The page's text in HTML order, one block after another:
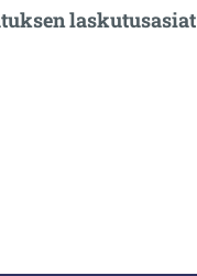
laskutusasiat